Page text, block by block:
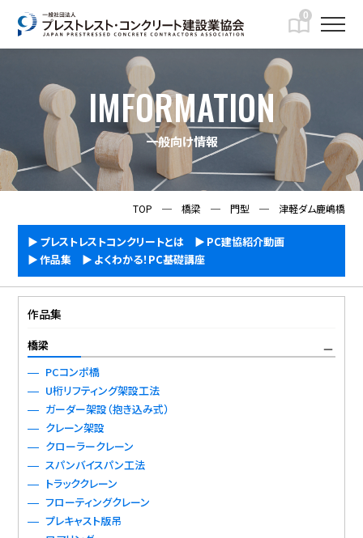
0
IMFORMATION
一般向け情報
TOP ─ 橋梁 ─ 門型 ─ 津軽ダム鹿嶋橋
プレストレストコンクリートとは
PC建協紹介動画
作品集
よくわかる！PC基礎講座
作品集
橋梁
PCコンポ橋
U桁リフティング架設工法
ガーダー架設（抱き込み式）
クレーン架設
クローラークレーン
スパンバイスパン工法
トラッククレーン
フローティングクレーン
プレキャスト版吊